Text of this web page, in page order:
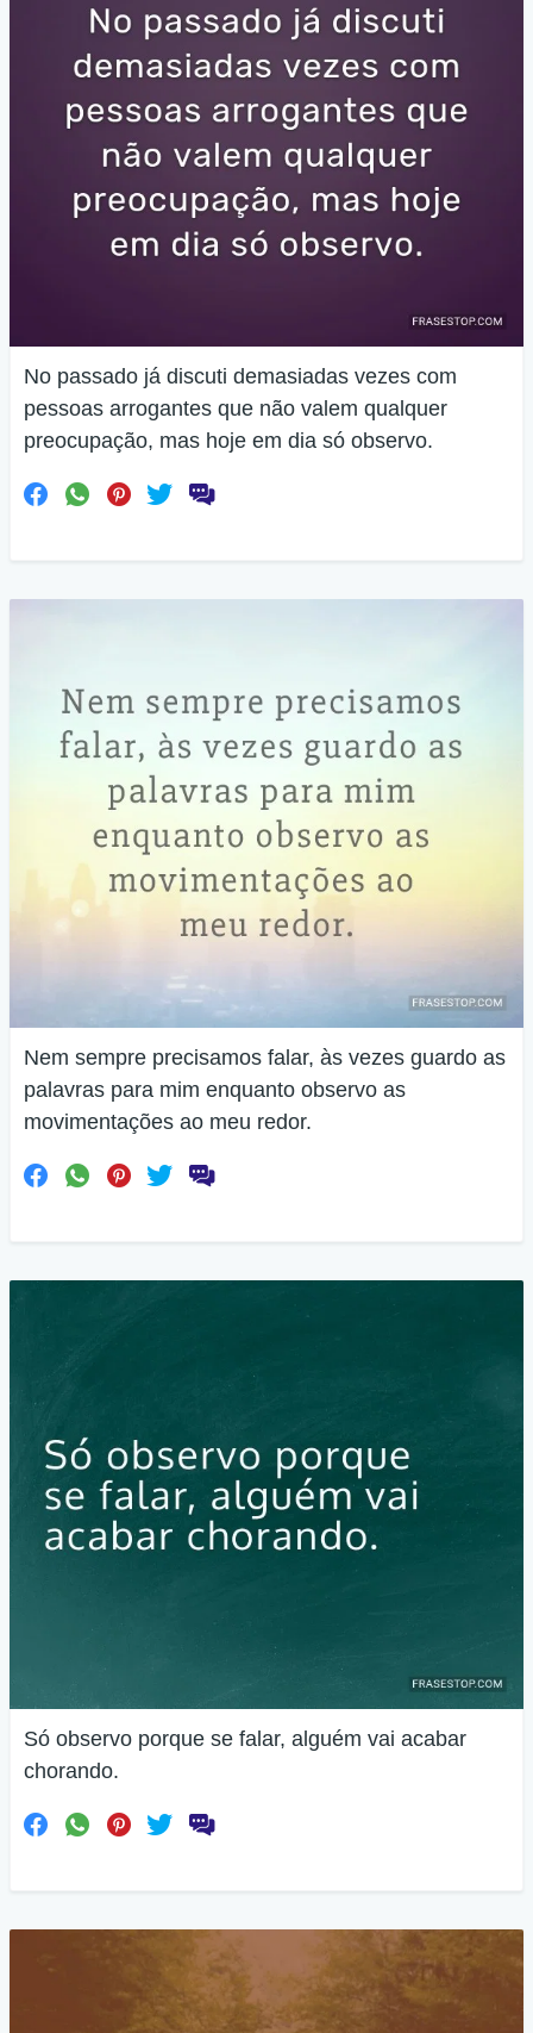
No passado já discuti demasiadas vezes com
pessoas arrogantes que não valem qualquer
preocupação, mas hoje em dia só observo.
Nem sempre precisamos falar, às vezes guardo as
palavras para mim enquanto observo as
movimentações ao meu redor.
Só observo porque se falar, alguém vai acabar
chorando.